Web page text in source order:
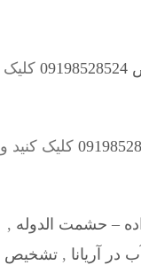
کلیک
کلیک کنید و
– حشمت الدوله ,
آریانا , تشخیص